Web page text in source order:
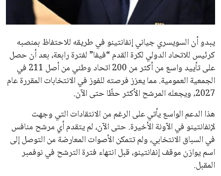
مستثمر هندي بريطاني يسعى لامتلاك حصة
عمر إبراهيم 22 يوليو 2026
تحقق من قهوتك المغشوشة 7 علامات تدل
على جودتها قبل أول رشفة
خالد فؤاد 18 يوليو 2026
القائمة البريدية
انضم إلى قائمة المشتركين لدينا لتحصل على أحدث الأخبار، التحديثات
والعروض الخاصة مباشرة في صندوق بريدك